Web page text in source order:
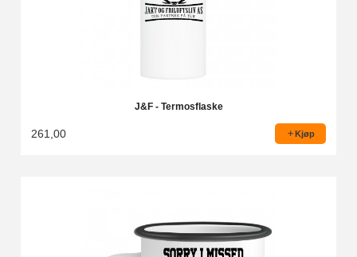
J&F - Termosflaske
261,00 Kjøp